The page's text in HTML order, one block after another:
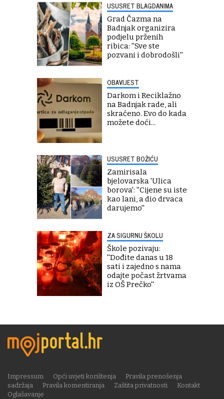
USUSRET BLAGDANIMA
Grad Čazma na
Badnjak organizira
podjelu prženih
ribica: ''Sve ste
pozvani i dobrodošli''
OBAVIJEST
Darkom i Reciklažno
na Badnjak rade, ali
skraćeno. Evo do kada
možete doći...
USUSRET BOŽIĆU
Zamirisala
bjelovarska 'Ulica
borova': ''Cijene su iste
kao lani, a dio drvaca
darujemo''
ZA SIGURNU ŠKOLU
Škole pozivaju:
''Dođite danas u 18
sati i zajedno s nama
odajte počast žrtvama
iz OŠ Prečko''
Impressum Opći uvjeti korištenja
Pravila prenošenja
sadržaja
Pravila komentiranja Zaštita privatnosti
Kontakt
Oglašavanje